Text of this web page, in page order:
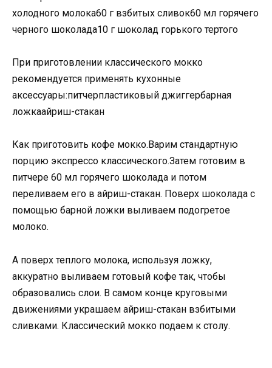
холодного молока60 г взбитых сливок60 мл горячего
черного шоколада10 г шоколад горького тертого
При приготовлении классического мокко
рекомендуется применять кухонные
аксессуары:питчерпластиковый джиггербарная
ложкаайриш-стакан
Как приготовить кофе мокко.Варим стандартную
порцию экспрессо классического.Затем готовим в
питчере 60 мл горячего шоколада и потом
переливаем его в айриш-стакан. Поверх шоколада с
помощью барной ложки выливаем подогретое
молоко.
А поверх теплого молока, используя ложку,
аккуратно выливаем готовый кофе так, чтобы
образовались слои. В самом конце круговыми
движениями украшаем айриш-стакан взбитыми
сливками. Классический мокко подаем к столу.